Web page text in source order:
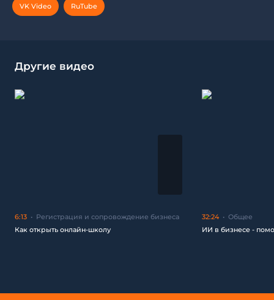
Другие видео
6:13
Регистрация и сопровождение бизнеса
Как открыть онлайн-школу
32:24
Общее
ИИ в бизнесе -
VK Video RuTube